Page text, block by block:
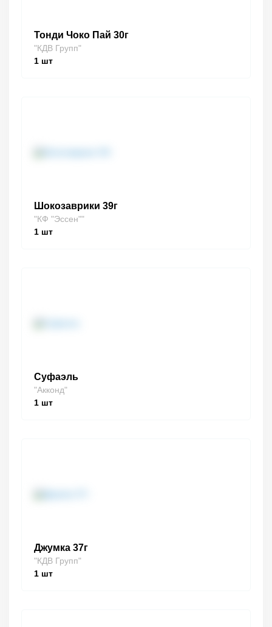
Тонди Чоко Пай 30г
"КДВ Групп"
1 шт
Шокозаврики 39г
"КФ "Эссен""
1 шт
Суфаэль
"Акконд"
1 шт
Джумка 37г
"КДВ Групп"
1 шт